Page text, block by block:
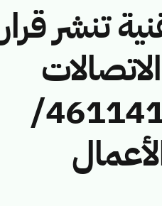
تنشر قرار
وتقنية المعلومات رقم (461141313/